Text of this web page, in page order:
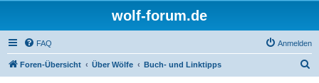
wolf-forum.de
FAQ Anmelden
Foren-Übersicht Über Wölfe Buch- und Linktipps